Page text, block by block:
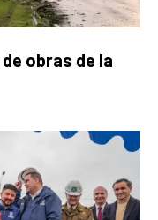
obras de la